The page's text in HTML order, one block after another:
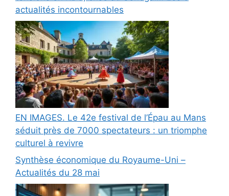
actualités incontournables
EN IMAGES. Le 42e festival de l’Épau au Mans
séduit près de 7000 spectateurs : un triomphe
culturel à revivre
Synthèse économique du Royaume-Uni –
Actualités du 28 mai